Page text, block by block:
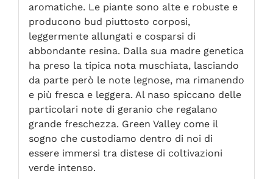
aromatiche. Le piante sono alte e robuste e
producono bud piuttosto corposi,
leggermente allungati e cosparsi di
abbondante resina. Dalla sua madre genetica
ha preso la tipica nota muschiata, lasciando
da parte però le note legnose, ma rimanendo
e più fresca e leggera. Al naso spiccano delle
particolari note di geranio che regalano
grande freschezza. Green Valley come il
sogno che custodiamo dentro di noi di
essere immersi tra distese di coltivazioni
verde intenso.